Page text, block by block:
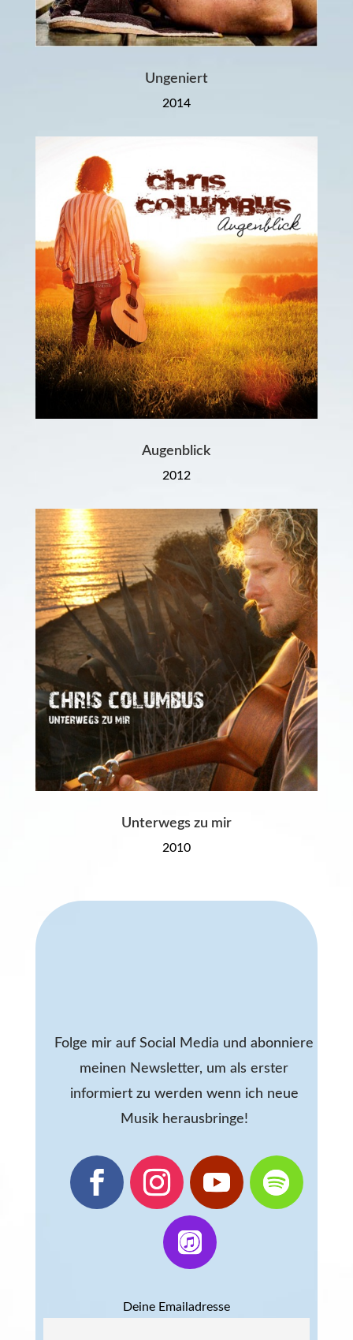
Ungeniert
2014
Augenblick
2012
Unterwegs zu mir
2010
Folge mir auf Social Media und abonniere
meinen Newsletter, um als erster
informiert zu werden wenn ich neue
Musik herausbringe!
Deine Emailadresse